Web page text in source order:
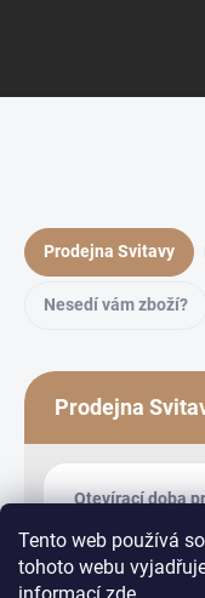
Tento web používá
tohoto webu
Prodejna Svitavy
Nesedí vám zboží?
Prodejna
Otevírací doba